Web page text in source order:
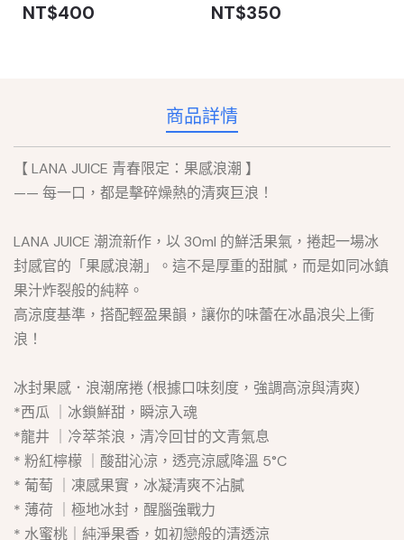
NT$400 NT$350
商品詳情
【 LANA JUICE 青春限定：果感浪潮 】
—— 每一口，都是擊碎燥熱的清爽巨浪！
LANA JUICE 潮流新作，以 30ml 的鮮活果氣，捲起一場冰
封感官的「果感浪潮」。這不是厚重的甜膩，而是如同冰鎮
果汁炸裂般的純粹。
高涼度基準，搭配輕盈果韻，讓你的味蕾在冰晶浪尖上衝
浪！
冰封果感．浪潮席捲 (根據口味刻度，強調高涼與清爽)
*西瓜 ｜冰鎖鮮甜，瞬涼入魂
*龍井 ｜冷萃茶浪，清冷回甘的文青氣息
* 粉紅檸檬 ｜酸甜沁涼，透亮涼感降溫 5°C
* 葡萄 ｜凍感果實，冰凝清爽不沾膩
* 薄荷 ｜極地冰封，醒腦強戰力
* 水蜜桃｜純淨果香，如初戀般的清透涼